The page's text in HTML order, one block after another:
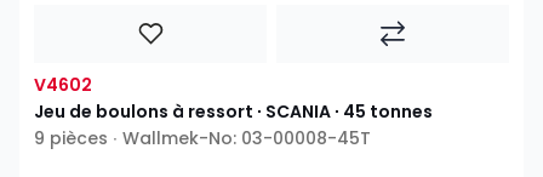
V4602
Jeu de boulons à ressort ∙ SCANIA ∙ 45 tonnes
9 pièces ∙ Wallmek-No: 03-00008-45T